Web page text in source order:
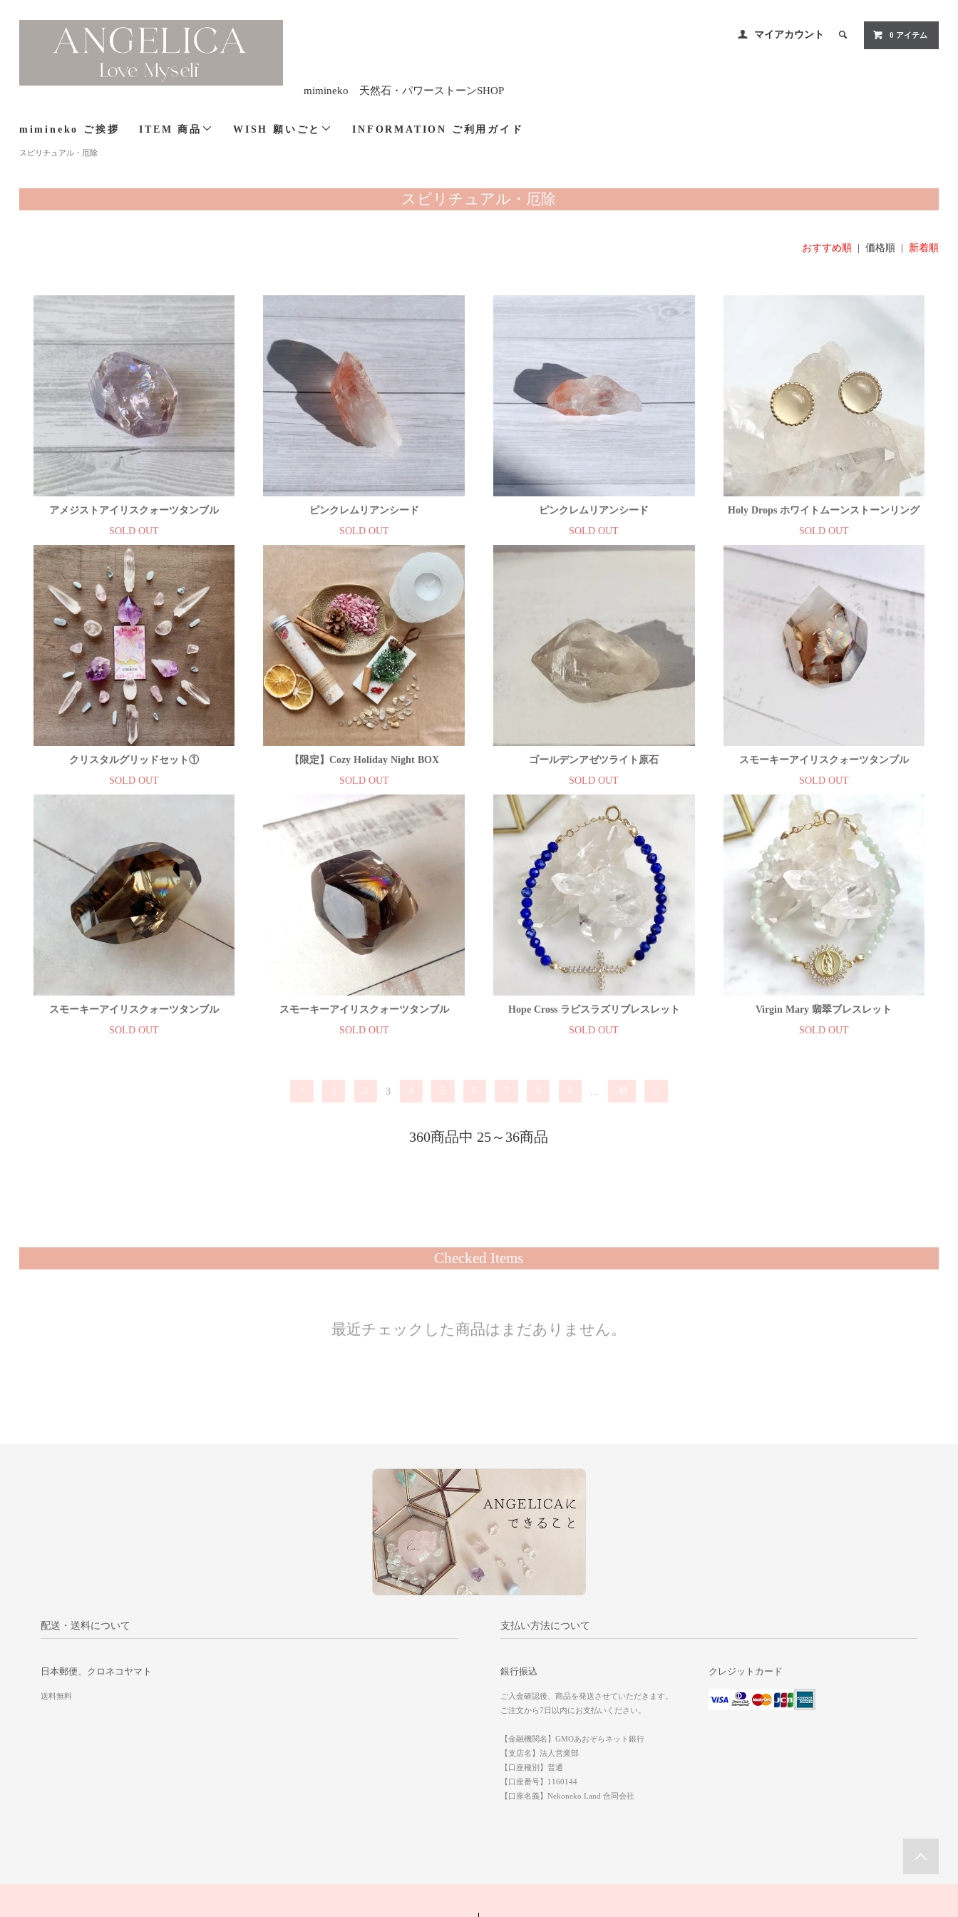
mimineko 天然石・パワーストーンSHOP
マイアカウント 0 アイテム
mimineko ご挨拶 ITEM 商品 WISH 願いごと INFORMATION ご利用ガイド
スピリチュアル・厄除
スピリチュアル・厄除
おすすめ順 | 価格順 | 新着順
アメジストアイリスクォーツタンブル
SOLD OUT
ピンクレムリアンシード
SOLD OUT
ピンクレムリアンシード
SOLD OUT
Holy Drops ホワイトムーンストーンリング
SOLD OUT
クリスタルグリッドセット①
SOLD OUT
【限定】Cozy Holiday Night BOX
SOLD OUT
ゴールデンアゼツライト原石
SOLD OUT
スモーキーアイリスクォーツタンブル
SOLD OUT
スモーキーアイリスクォーツタンブル
SOLD OUT
スモーキーアイリスクォーツタンブル
SOLD OUT
Hope Cross ラピスラズリブレスレット
SOLD OUT
Virgin Mary 翡翠ブレスレット
SOLD OUT
< 2 3 4 5 6 8 9 30 >
360商品中 25～36商品
Checked Items
最近チェックした商品はまだありません。
配送・送料について
日本郵便、クロネコヤマト
送料無料
支払い方法について
銀行振込
ご入金確認後、商品を発送させていただきます。
ご注文から7日以内にお支払いください。
【金融機関名】GMOあおぞらネット銀行
【支店名】法人営業部
【口座種別】普通
【口座番号】1160144
【口座名義】Nekoneko Land 合同会社
クレジットカード